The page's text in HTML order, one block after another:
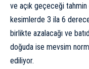
ve açık geçeceği tahmin
kesimlerde 3 ila 6
birlikte azalacağı ve
doğuda ise mevsim
ediliyor.